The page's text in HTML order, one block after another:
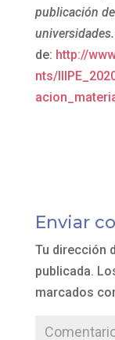
publicación
universidades.
de: http://
nts/
Enviar
Tu dirección
publicada.
marcados